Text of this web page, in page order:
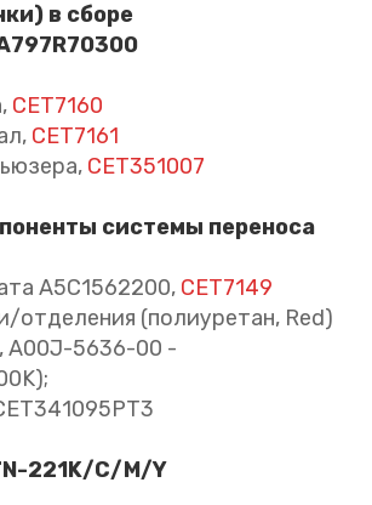
в сборе
CET7160
CET7161
CET351007
системы переноса
A5C1562200, CET7149
отделения (полиуретан, Red)
A00J-5636-00 -
221K/C/M/Y